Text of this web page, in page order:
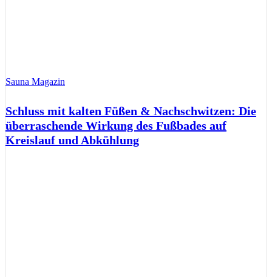
Sauna Magazin
Schluss mit kalten Füßen & Nachschwitzen: Die
überraschende Wirkung des Fußbades auf
Kreislauf und Abkühlung